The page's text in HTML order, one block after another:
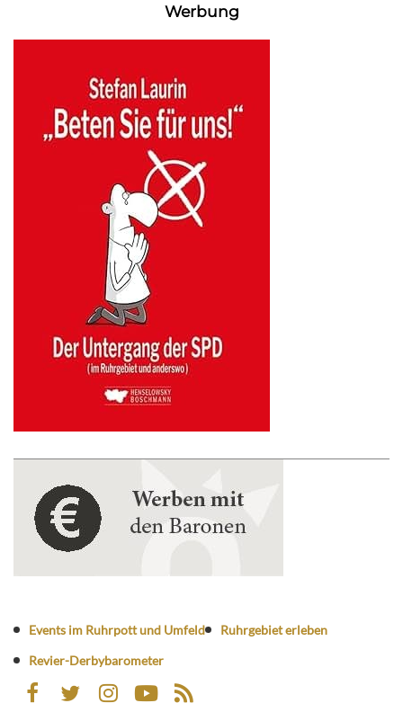
Werbung
Events im Ruhrpott und Umfeld
Ruhrgebiet erleben
Revier-Derbybarometer